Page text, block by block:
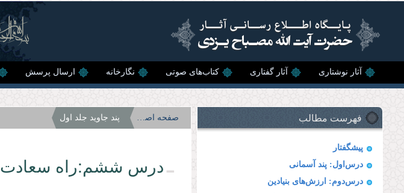
آثار نوشتاری آثار گفتاری کتاب‌های صوتی نگارخانه ارسال پرسش
فهرست مطالب
پیشگفتار
درس‌اول: پند آسمانى
درس‌دوم: ارزش‌هاى بنیادین
صفحه اصلی پند جاوید جلد اول
درس ششم:راه سعادت